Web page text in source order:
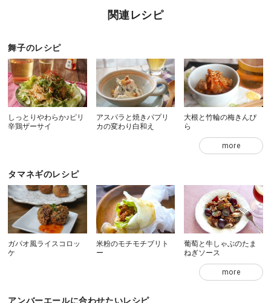
関連レシピ
舞子のレシピ
しっとりやわらか♪ピリ
辛鶏ザーサイ
アスパラと焼きパプリ
カの変わり白和え
大根と竹輪の梅きんぴ
ら
more
タマネギのレシピ
ガパオ風ライスコロッ
ケ
米粉のモチモチブリト
ー
葡萄と牛しゃぶのたま
ねぎソース
more
アンバーエールに合わせたいレシピ